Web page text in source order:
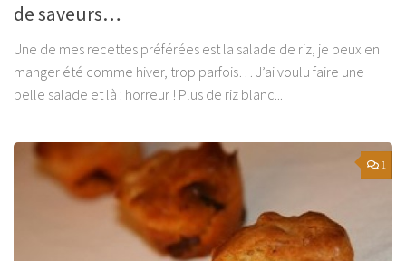
de saveurs…
Une de mes recettes préférées est la salade de riz, je peux en
manger été comme hiver, trop parfois… J’ai voulu faire une
belle salade et là : horreur ! Plus de riz blanc...
1